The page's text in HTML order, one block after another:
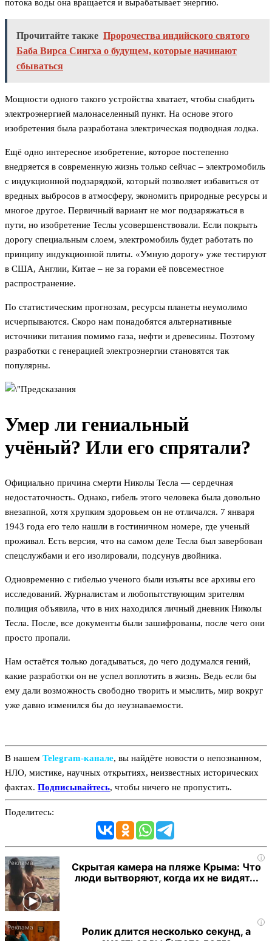
потока воды она вращается и вырабатывает энергию.
Прочитайте также Пророчества индийского святого
Баба Вирса Сингха о будущем, которые начинают
сбываться
Мощности одного такого устройства хватает, чтобы снабдить
электроэнергией малонаселенный пункт. На основе этого
изобретения была разработана электрическая подводная лодка.
Ещё одно интересное изобретение, которое постепенно
внедряется в современную жизнь только сейчас – электромобиль
с индукционной подзарядкой, который позволяет избавиться от
вредных выбросов в атмосферу, экономить природные ресурсы и
многое другое. Первичный вариант не мог подзаряжаться в
пути, но изобретение Теслы усовершенствовали. Если покрыть
дорогу специальным слоем, электромобиль будет работать по
принципу индукционной плиты. «Умную дорогу» уже тестируют
в США, Англии, Китае – не за горами её повсеместное
распространение.
По статистическим прогнозам, ресурсы планеты неумолимо
исчерпываются. Скоро нам понадобятся альтернативные
источники питания помимо газа, нефти и древесины. Поэтому
разработки с генерацией электроэнергии становятся так
популярны.
Умер ли гениальный
учёный? Или его спрятали?
Официально причина смерти Николы Тесла — сердечная
недостаточность. Однако, гибель этого человека была довольно
внезапной, хотя хрупким здоровьем он не отличался. 7 января
1943 года его тело нашли в гостиничном номере, где ученый
проживал. Есть версия, что на самом деле Тесла был завербован
спецслужбами и его изолировали, подсунув двойника.
Одновременно с гибелью ученого были изъяты все архивы его
исследований. Журналистам и любопытствующим зрителям
полиция объявила, что в них находился личный дневник Николы
Тесла. После, все документы были зашифрованы, после чего они
просто пропали.
Нам остаётся только догадываться, до чего додумался гений,
какие разработки он не успел воплотить в жизнь. Ведь если бы
ему дали возможность свободно творить и мыслить, мир вокруг
уже давно изменился бы до неузнаваемости.
В нашем Telegram‑канале, вы найдёте новости о непознанном,
НЛО, мистике, научных открытиях, неизвестных исторических
фактах. Подписывайтесь, чтобы ничего не пропустить.
Поделитесь:
i
Скрытая камера на пляже Крыма: Что
люди вытворяют, когда их не видят...
i
Ролик длится несколько секунд, а